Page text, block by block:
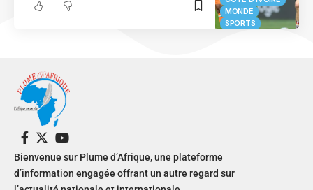
MONDE
SPORTS
Bienvenue sur Plume d’Afrique, une plateforme
d’information engagée offrant un autre regard sur